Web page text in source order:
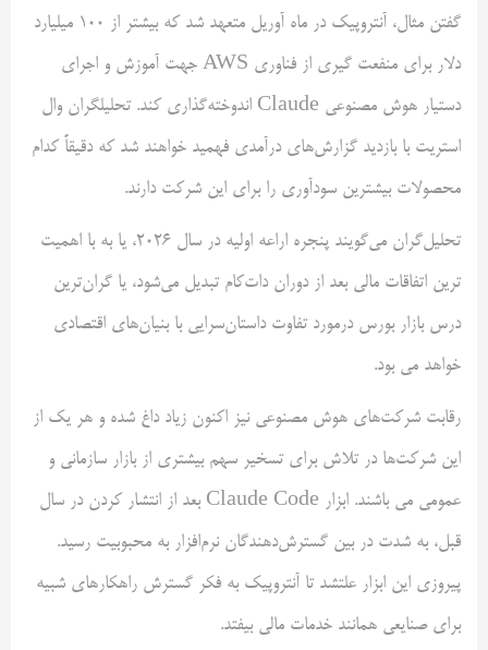
گفتن مثال، آنتروپیک در ماه آوریل متعهد شد که بیشتر از ۱۰۰ میلیارد
دلار برای منفعت گیری از فناوری AWS جهت آموزش و اجرای
دستیار هوش مصنوعی Claude اندوخته‌گذاری کند. تحلیلگران وال
استریت با بازدید گزارش‌های درآمدی فهمید خواهند شد که دقیقاً کدام
محصولات بیشترین سودآوری را برای این شرکت دارند.
تحلیل‌گران می‌گویند پنجره اراعه اولیه در سال ۲۰۲۶، یا به با اهمیت
ترین اتفاقات مالی بعد از دوران دات‌کام تبدیل می‌شود، یا گران‌ترین
درس بازار بورس درمورد تفاوت داستان‌سرایی با بنیان‌های اقتصادی
خواهد می بود.
رقابت شرکت‌های هوش مصنوعی نیز اکنون زیاد داغ شده و هر یک از
این شرکت‌ها در تلاش برای تسخیر سهم بیشتری از بازار سازمانی و
عمومی می باشند. ابزار Claude Code بعد از انتشار کردن در سال
قبل، به شدت در بین گسترش‌دهندگان نرم‌افزار به محبوبیت رسید.
پیروزی این ابزار علتشد تا آنتروپیک به فکر گسترش راهکارهای شبیه
برای صنایعی همانند خدمات مالی بیفتد.